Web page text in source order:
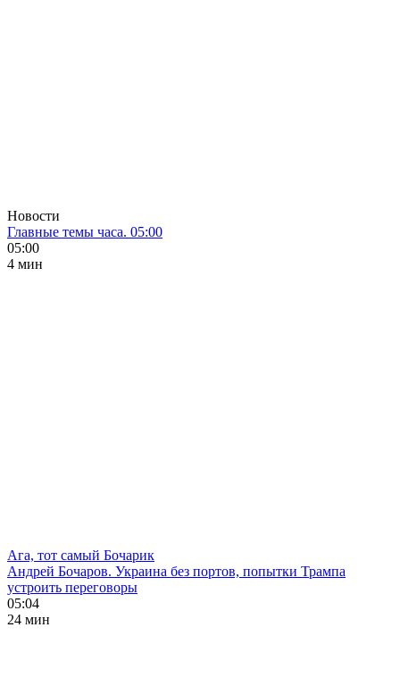
Новости
Главные темы часа. 05:00
05:00
4 мин
Ага, тот самый Бочарик
Андрей Бочаров. Украина без портов, попытки Трампа
устроить переговоры
05:04
24 мин